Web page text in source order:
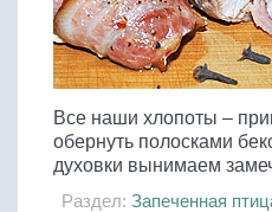
Все наши хлопоты –
обернуть полосками
духовки вынимаем
Раздел: Запеченная